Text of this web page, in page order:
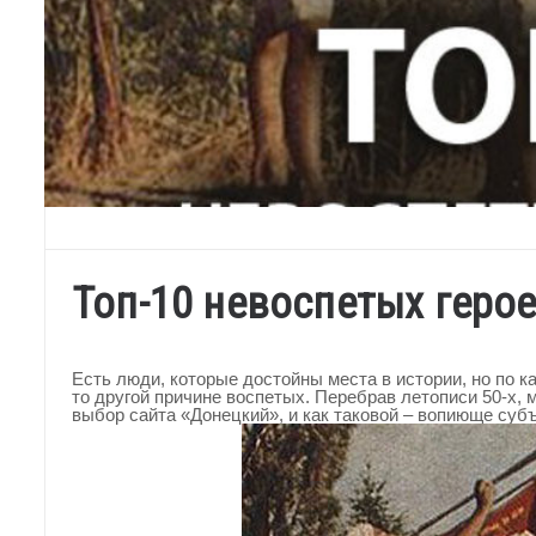
Топ-10 невоспетых
Есть люди, которые достойны места в истории, но по
то другой причине воспетых. Перебрав летописи 50-
выбор сайта «Донецкий», и как таковой – вопиюще